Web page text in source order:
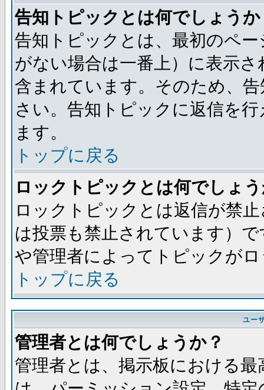
告知トピックとは何でしょうか
告知トピックとは、最初のペ
がない場合は一番上）に表示
含まれています。そのため、
さい。告知トピックに返信を
ます。
トップに戻る
ロックトピックとは何でしょ
ロックトピックとは返信が禁
は投票も禁止されています）
や管理者によってトピックが
トップに戻る
ユー
管理者とは何でしょうか？
管理者とは、掲示板における